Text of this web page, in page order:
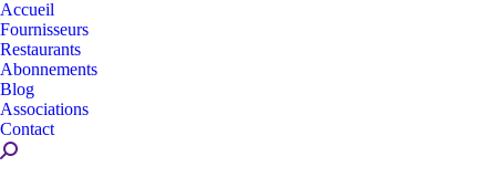
Accueil
Fournisseurs
Restaurants
Abonnements
Blog
Associations
Contact
Recherche